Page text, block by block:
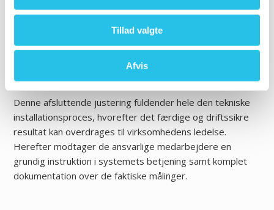
Tillad valgte
Afvis
bygningens indre konstruktion
Støjsvag og fejlfri drift som ikke forstyrrer
koncentrationen i hverdagen
Denne afsluttende justering fuldender hele den tekniske
installationsproces, hvorefter det færdige og driftssikre
resultat kan overdrages til virksomhedens ledelse.
Herefter modtager de ansvarlige medarbejdere en
grundig instruktion i systemets betjening samt komplet
dokumentation over de faktiske målinger.